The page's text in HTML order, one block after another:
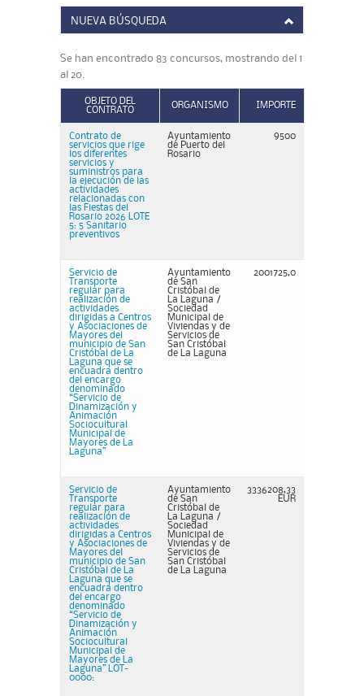
NUEVA BÚSQUEDA
Se han encontrado 83 concursos, mostrando del 1
al 20.
OBJETO DEL
CONTRATO
ORGANISMO IMPORTE
Contrato de
servicios que rige
los diferentes
servicios y
suministros para
la ejecución de las
actividades
relacionadas con
las Fiestas del
Rosario 2026 LOTE
5: 5 Sanitario
preventivos
Ayuntamiento
de Puerto del
Rosario
9500
Servicio de
Transporte
regular para
realización de
actividades
dirigidas a Centros
y Asociaciones de
Mayores del
municipio de San
Cristóbal de La
Laguna que se
encuadra dentro
del encargo
denominado
“Servicio de
Dinamización y
Animación
Sociocultural
Municipal de
Mayores de La
Laguna”
Ayuntamiento
de San
Cristóbal de
La Laguna /
Sociedad
Municipal de
Viviendas y de
Servicios de
San Cristóbal
de La Laguna
2001725,0
Servicio de
Transporte
regular para
realización de
actividades
dirigidas a Centros
y Asociaciones de
Mayores del
municipio de San
Cristóbal de La
Laguna que se
encuadra dentro
del encargo
denominado
“Servicio de
Dinamización y
Animación
Sociocultural
Municipal de
Mayores de La
Laguna” LOT-
0000:
Ayuntamiento
de San
Cristóbal de
La Laguna /
Sociedad
Municipal de
Viviendas y de
Servicios de
San Cristóbal
de La Laguna
3336208,33
EUR